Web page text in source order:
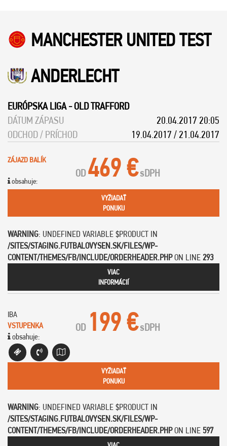
MANCHESTER UNITED TEST
ANDERLECHT
EURÓPSKA LIGA-OLD TRAFFORD
DÁTUM ZÁPASU
20.04.2017 20:05
ODCHOD / PRÍCHOD
19.04.2017 / 21.04.2017
ZÁJAZD BALÍK
obsahuje:
OD 469 €sDPH
VYŽIADAŤ
PONUKU
WARNING: UNDEFINED VARIABLE $PRODUCT IN
/SITES/STAGING.FUTBALOVYSEN.SK/FILES/WP-
CONTENT/THEMES/FB/INCLUDE/ORDERHEADER.PHPON LINE 293
VIAC
INFORMÁCIÍ
IBA
VSTUPENKA
obsahuje:
OD 199 €sDPH
VYŽIADAŤ
PONUKU
WARNING: UNDEFINED VARIABLE $PRODUCT IN
/SITES/STAGING.FUTBALOVYSEN.SK/FILES/WP-
CONTENT/THEMES/FB/INCLUDE/ORDERHEADER.PHPON LINE 597